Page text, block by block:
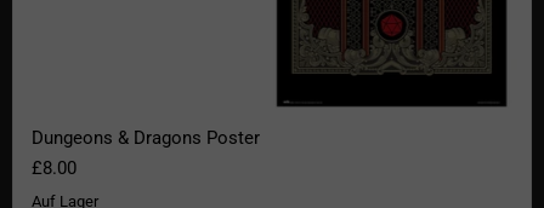
Dungeons & Dragons Poster
£8.00
Auf Lager